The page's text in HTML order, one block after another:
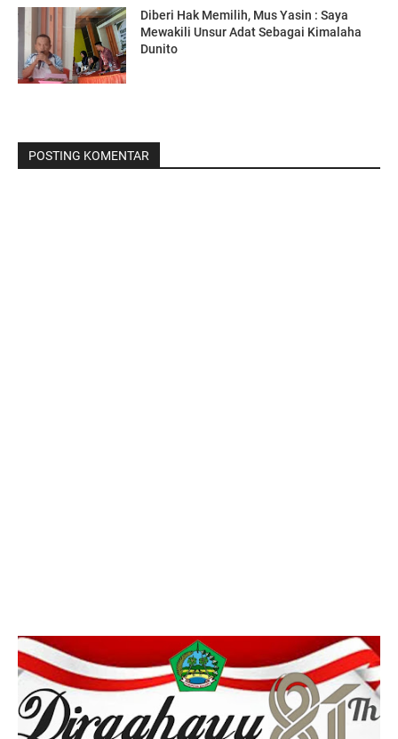
Diberi Hak Memilih, Mus Yasin : Saya
Mewakili Unsur Adat Sebagai Kimalaha
Dunito
POSTING KOMENTAR